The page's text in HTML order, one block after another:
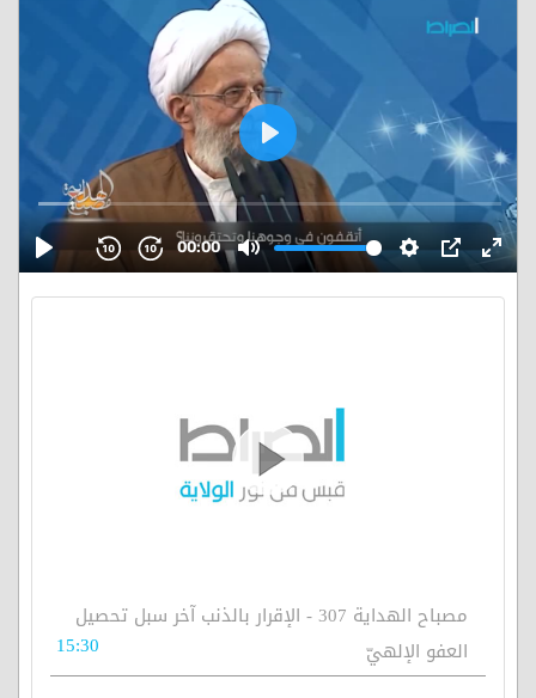
مصباح الهداية 307 - الإقرار بالذنب آخر سبل تحصيل
العفو الإلهيّ
15:30